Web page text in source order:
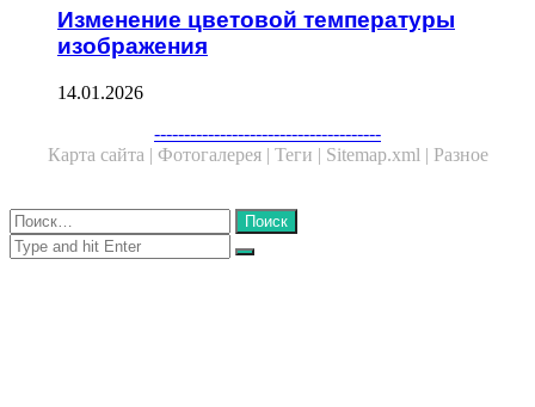
Изменение цветовой температуры
изображения
14.01.2026
--------------------------------------
Карта сайта | Фотогалерея | Теги | Sitemap.xml | Разное
Close
Найти:
Close
Search